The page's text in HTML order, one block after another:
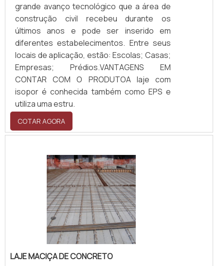
grande avanço tecnológico que a área de
construção civil recebeu durante os
últimos anos e pode ser inserido em
diferentes estabelecimentos. Entre seus
locais de aplicação, estão: Escolas; Casas;
Empresas; Prédios.VANTAGENS EM
CONTAR COM O PRODUTOA laje com
isopor é conhecida também como EPS e
utiliza uma estru.
COTAR AGORA
LAJE MACIÇA DE CONCRETO